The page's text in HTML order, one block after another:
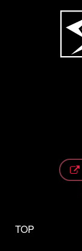
TOP